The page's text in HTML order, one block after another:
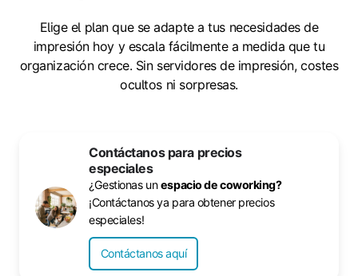
Elige el plan que se adapte a tus necesidades de
impresión hoy y escala fácilmente a medida que tu
organización crece. Sin servidores de impresión, costes
ocultos ni sorpresas.
Contáctanos para precios
especiales
¿Gestionas unespacio de coworking?
¡Contáctanos ya para obtener precios
especiales!
Contáctanos aquí